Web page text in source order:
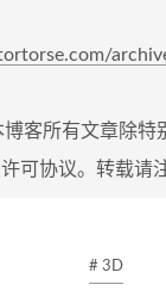
博客所有文章除特
可协议。转载请
# 3D